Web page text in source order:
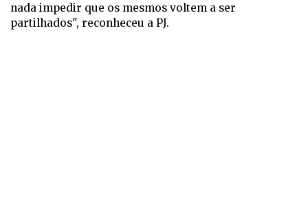
nada impedir que os mesmos voltem a ser
partilhados", reconheceu a PJ.